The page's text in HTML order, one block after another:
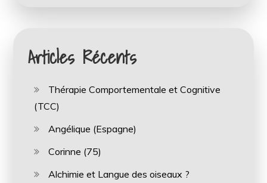
Articles Récents
Thérapie Comportementale et Cognitive
(TCC)
Angélique (Espagne)
Corinne (75)
Alchimie et Langue des oiseaux ?